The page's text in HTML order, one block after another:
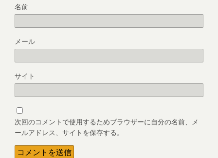
名前
メール
サイト
次回のコメントで使用するためブラウザーに自分の名前、メ
ールアドレス、サイトを保存する。